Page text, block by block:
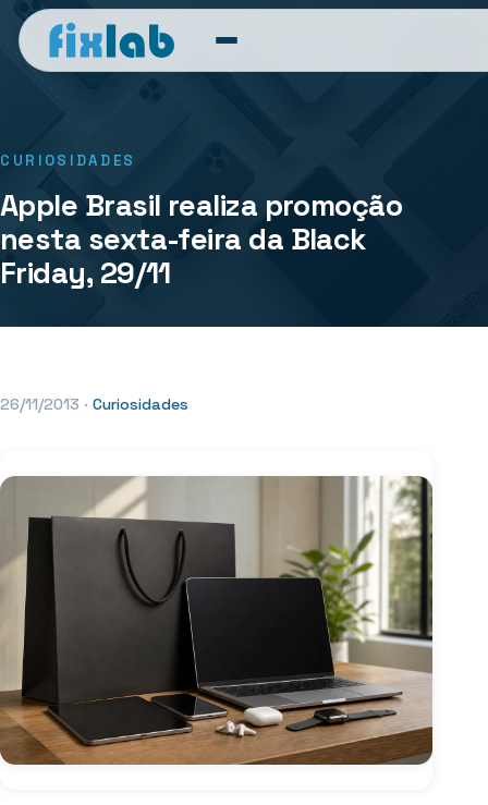
CURIOSIDADES
Apple Brasil realiza promoção
nesta sexta-feira da Black
Friday, 29/11
26/11/2013 · Curiosidades